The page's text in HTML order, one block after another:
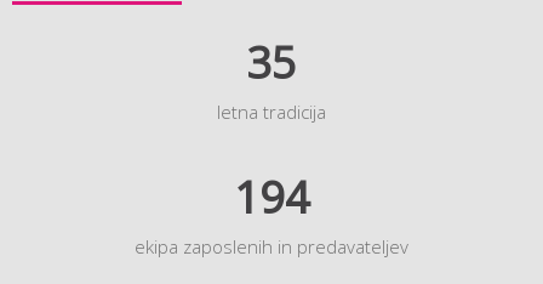
35
letna tradicija
194
ekipa zaposlenih in predavateljev